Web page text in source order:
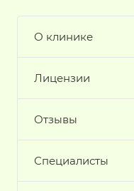
О клинике
Лицензии
Отзывы
Специалисты